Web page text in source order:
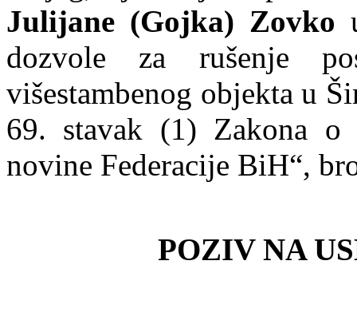
Julijane (Gojka) Zovko
dozvole za rušenje
višestambenog objekta u
69. stavak (1) Zakona o
novine Federacije BiH“,
POZIV NA